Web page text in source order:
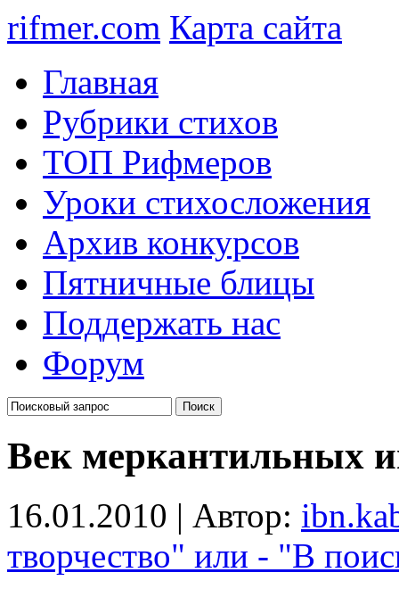
rifmer.com Карта сайта
Главная
Рубрики стихов
ТОП Рифмеров
Уроки стихосложения
Архив конкурсов
Пятничные блицы
Поддержать нас
Форум
Век меркантильных
16.01.2010 | Автор:
творчество" или - "В